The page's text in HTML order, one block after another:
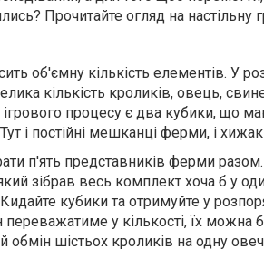
Прочитайте огляд на
об'ємну кількість елементів. У
кількість кроликів, овець,
процесу є два кубики, що
і постійні мешканці ферми, і
п'ять представників ферми
зібрав весь комплект хоча б у
кубики та отримуйте у
переважатиме у кількості, їх можна
шістьох кроликів на одну